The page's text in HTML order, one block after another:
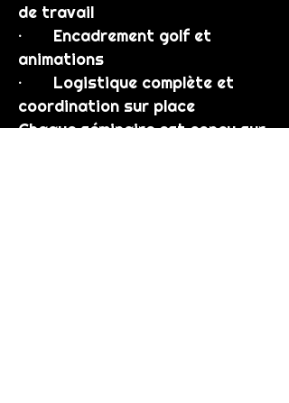
de travail
· Encadrement golf et
animations
· Logistique complète et
coordination sur place
Chaque séminaire est conçu sur